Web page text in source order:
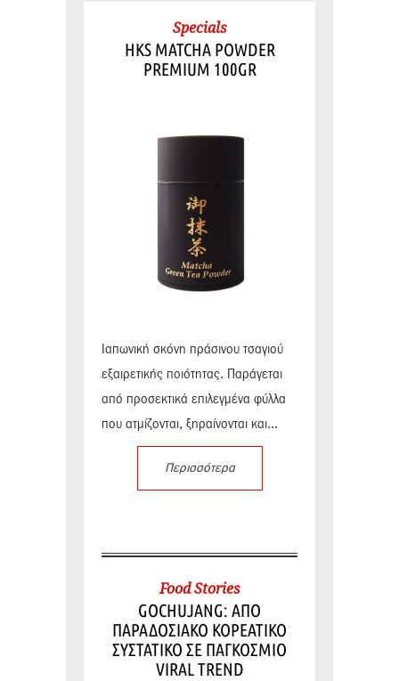
Specials
HKS MATCHA POWDER
PREMIUM 100GR
Ιαπωνική σκόνη πράσινου τσαγιού
εξαιρετικής ποιότητας. Παράγεται
από προσεκτικά επιλεγμένα φύλλα
που ατμίζονται, ξηραίνονται και...
Περισσότερα
Food Stories
GOCHUJANG: ΑΠΟ
ΠΑΡΑΔΟΣΙΑΚΟ ΚΟΡΕΑΤΙΚΟ
ΣΥΣΤΑΤΙΚΟ ΣΕ ΠΑΓΚΟΣΜΙΟ
VIRAL TREND